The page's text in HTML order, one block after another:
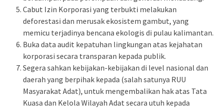
Cabut Izin Korporasi yang terbukti melakukan
deforestasi dan merusak ekosistem gambut, yang
memicu terjadinya bencana ekologis di pulau kalimantan.
Buka data audit kepatuhan lingkungan atas kejahatan
korporasi secara transparan kepada publik.
Segera sahkan kebijakan-kebijakan di level nasional dan
daerah yang berpihak kepada (salah satunya RUU
Masyarakat Adat), untuk mengembalikan hak atas Tata
Kuasa dan Kelola Wilayah Adat secara utuh kepada